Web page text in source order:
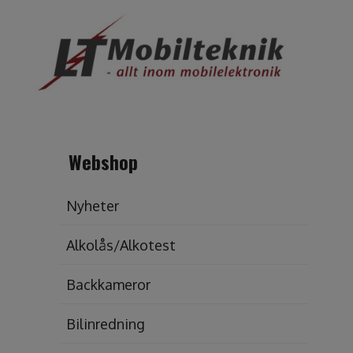
Webshop
Nyheter
Alkolås/Alkotest
Backkameror
Bilinredning